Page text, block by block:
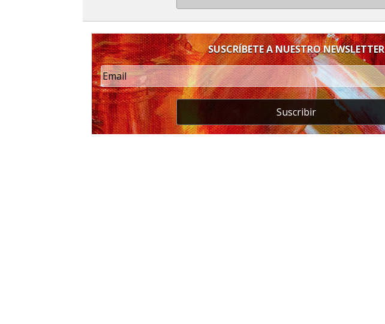
SUSCRÍBETE A NUESTRO NEWSLETTER
Suscribir